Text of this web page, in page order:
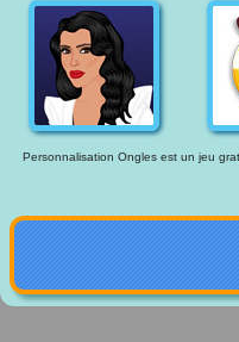
Personnalisation Ongles est un jeu